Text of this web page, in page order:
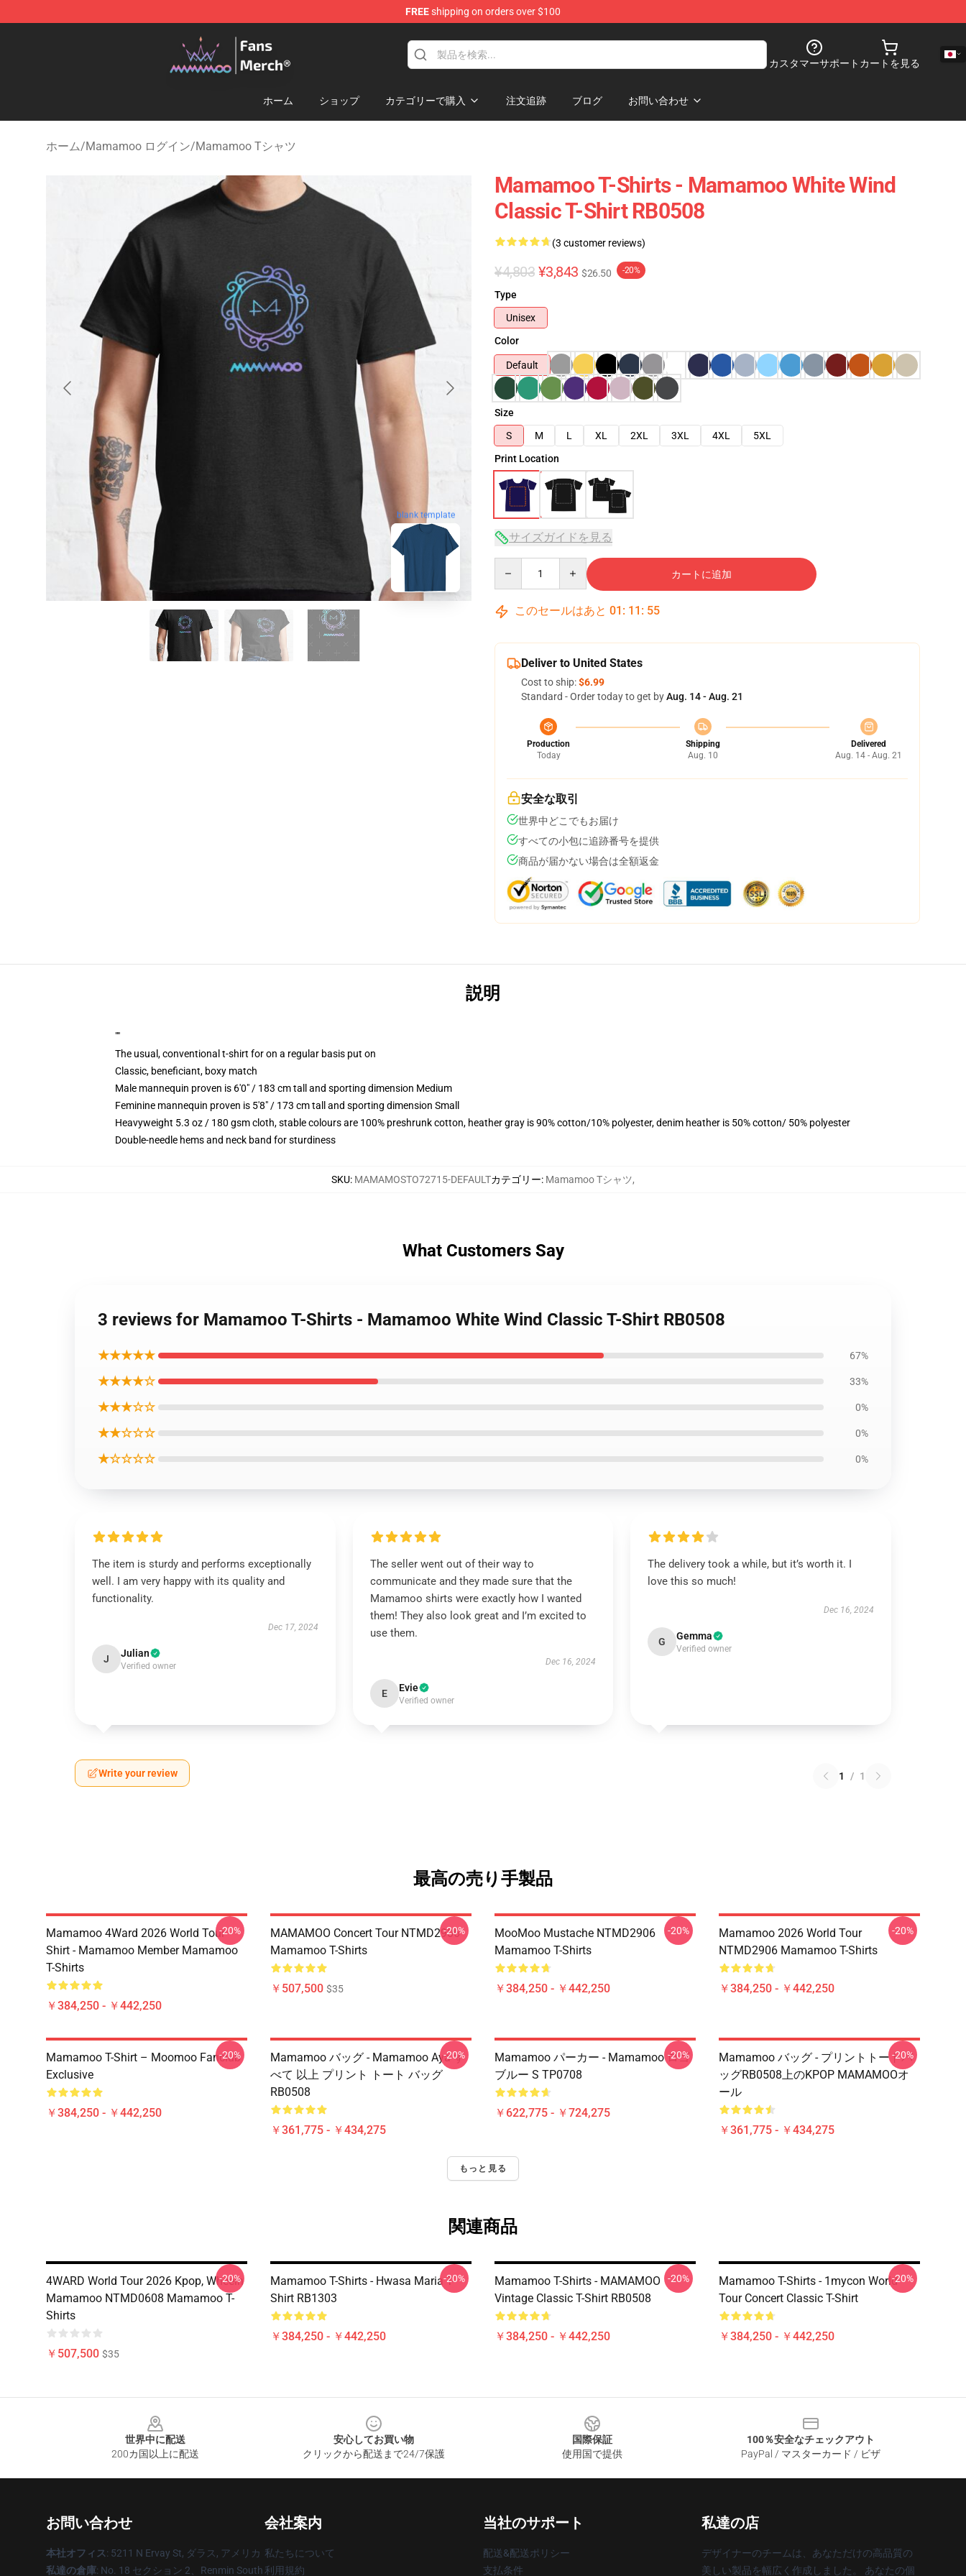
FREEshipping on orders over $100
Mamamoo Store - Official Mamamoo Merchandise Shop
カスタマーサポート カートを見る
ホーム ショップ カテゴリーで購入 注文追跡 ブログ お問い合わせ
ホーム/Mamamoo ログイン/Mamamoo Tシャツ
blank template
Mamamoo T-Shirts - Mamamoo White Wind
Classic T-Shirt RB0508
(3 customer reviews)
¥4,803 ¥3,843 $26.50 -20%
Type
Unisex
Color
Default
Size
S
M L XL 2XL 3XL 4XL
5XL
Print Location
サイズガイドを見る
カートに追加
このセールはあと 01 : 11 : 54
Deliver to United States
Cost to ship:$6.99
Standard - Order today to get byAug. 14 - Aug. 21
Production
Today
Shipping
Aug. 10
Delivered
Aug. 14 - Aug. 21
安全な取引
世界中どこでもお届け
すべての小包に追跡番号を提供
商品が届かない場合は全額返金
説明
""
The usual, conventional t-shirt for on a regular basis put on
Classic, beneficiant, boxy match
Male mannequin proven is 6'0" / 183 cm tall and sporting dimension Medium
Feminine mannequin proven is 5'8" / 173 cm tall and sporting dimension Small
Heavyweight 5.3 oz / 180 gsm cloth, stable colours are 100% preshrunk cotton, heather gray is 90% cotton/10% polyester, denim heather is 50% cotton/ 50% polyester
Double-needle hems and neck band for sturdiness
SKU: MAMAMOSTO72715-DEFAULTカテゴリー: Mamamoo Tシャツ,
What Customers Say
3 reviews for Mamamoo T-Shirts - Mamamoo White Wind Classic T-Shirt RB0508
★★★★★ 67%
★★★★☆ 33%
★★★☆☆ 0%
★★☆☆☆ 0%
★☆☆☆☆ 0%
The item is sturdy and performs exceptionally
well. I am very happy with its quality and
functionality.
Dec 17, 2024
J Julian
Verified owner
The seller went out of their way to
communicate and they made sure that the
Mamamoo shirts were exactly how I wanted
them! They also look great and I’m excited to
use them.
Dec 16, 2024
E Evie
Verified owner
The delivery took a while, but it’s worth it. I
love this so much!
Dec 16, 2024
G Gemma
Verified owner
Write your review 1 / 1
最高の売り手製品
Mamamoo 4Ward 2026 World Tour
Shirt - Mamamoo Member Mamamoo
T-Shirts
￥384,250 - ￥442,250
-20%
MAMAMOO Concert Tour NTMD2906
Mamamoo T-Shirts
￥507,500 $35
-20%
MooMoo Mustache NTMD2906
Mamamoo T-Shirts
￥384,250 - ￥442,250
-20%
Mamamoo 2026 World Tour
NTMD2906 Mamamoo T-Shirts
￥384,250 - ￥442,250
-20%
Mamamoo T-Shirt – Moomoo Fanclub
Exclusive
￥384,250 - ￥442,250
-20%
Mamamoo バッグ - Mamamoo Aya す
べて 以上 プリント トート バッグ
RB0508
￥361,775 - ￥434,275
-20%
Mamamoo パーカー - Mamamoo ロゴ
ブルー S TP0708
￥622,775 - ￥724,275
-20%
Mamamoo バッグ - プリントトートバ
ッグRB0508上のKPOP MAMAMOOオ
ール
￥361,775 - ￥434,275
-20%
もっと見る
関連商品
4WARD World Tour 2026 Kpop, Wheein
Mamamoo NTMD0608 Mamamoo T-
Shirts
￥507,500 $35
-20%
Mamamoo T-Shirts - Hwasa Maria T-
Shirt RB1303
￥384,250 - ￥442,250
-20%
Mamamoo T-Shirts - MAMAMOO
Vintage Classic T-Shirt RB0508
￥384,250 - ￥442,250
-20%
Mamamoo T-Shirts - 1mycon World
Tour Concert Classic T-Shirt
￥384,250 - ￥442,250
-20%
世界中に配送
200カ国以上に配送
安心してお買い物
クリックから配送まで24/7保護
国際保証
使用国で提供
100％安全なチェックアウト
PayPal / マスターカード / ビザ
お問い合わせ
本社オフィス: 5211 N Ervay St, ダラス, アメリカ
私達の倉庫: No. 18 セクション 2、Renmin South
会社案内
私たちについて
利用規約
当社のサポート
配送&配送ポリシー
支払条件
私達の店
デザイナーのチームは、あなただけの高品質の
美しい製品を幅広く作成しました。 あなたの個